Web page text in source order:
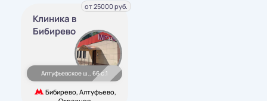
Клиника в
Бибирево
Алтуфьевское ш., 66 с.1
Бибирево, Алтуфьево,
от 25000 руб.